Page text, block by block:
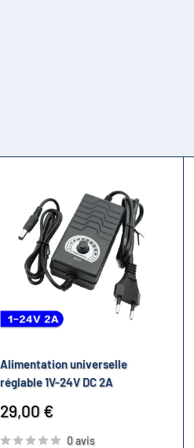
Alimentation universelle
réglable 1V-24V DC 2A
Prix
réduit
29,00 €
0 avis